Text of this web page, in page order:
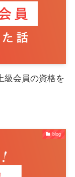
級会員の資格を
blog